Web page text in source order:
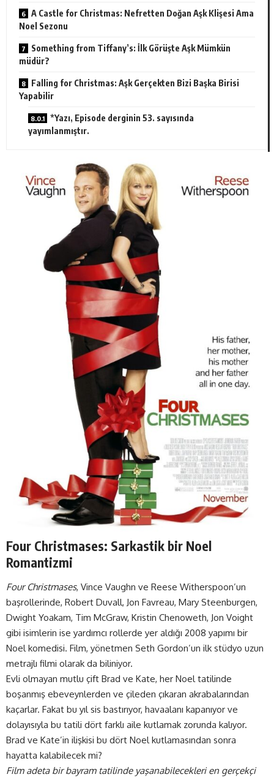
A Castle for Christmas: Nefretten Doğan Aşk Klişesi Ama
Noel Sezonu
Something from Tiffany’s: İlk Görüşte Aşk Mümkün
müdür?
Falling for Christmas: Aşk Gerçekten Bizi Başka Birisi
Yapabilir
*Yazı, Episode derginin 53. sayısında
yayımlanmıştır.
Four Christmases: Sarkastik bir Noel
Romantizmi
Four Christmases, Vince Vaughn ve Reese Witherspoon’un
başrollerinde, Robert Duvall, Jon Favreau, Mary Steenburgen,
Dwight Yoakam, Tim McGraw, Kristin Chenoweth, Jon Voight
gibi isimlerin ise yardımcı rollerde yer aldığı 2008 yapımı bir
Noel komedisi. Film, yönetmen Seth Gordon’un ilk stüdyo uzun
metrajlı filmi olarak da biliniyor.
Evli olmayan mutlu çift Brad ve Kate, her Noel tatilinde
boşanmış ebeveynlerden ve çileden çıkaran akrabalarından
kaçarlar. Fakat bu yıl sis bastırıyor, havaalanı kapanıyor ve
dolayısıyla bu tatili dört farklı aile kutlamak zorunda kalıyor.
Brad ve Kate’in ilişkisi bu dört Noel kutlamasından sonra
hayatta kalabilecek mi?
Film adeta bir bayram tatilinde yaşanabilecekleri en gerçekçi